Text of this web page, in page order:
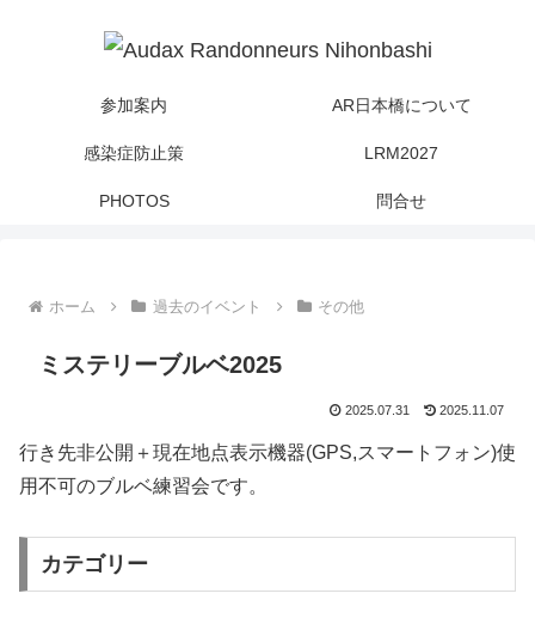
参加案内 AR日本橋について
感染症防止策 LRM2027
PHOTOS 問合せ
ホーム 過去のイベント その他
ミステリーブルベ2025
2025.07.31 2025.11.07
行き先非公開＋現在地点表示機器(GPS,スマートフォン)使
用不可のブルベ練習会です。
カテゴリー